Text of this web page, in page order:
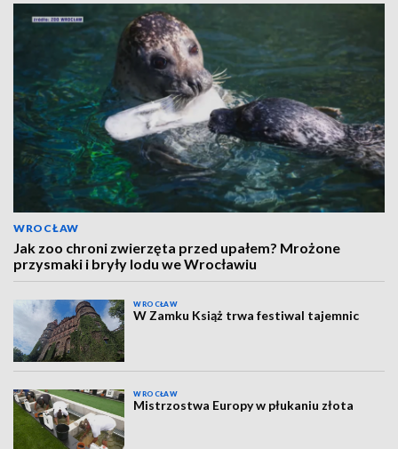
WROCŁAW
Jak zoo chroni zwierzęta przed upałem? Mrożone
przysmaki i bryły lodu we Wrocławiu
WROCŁAW
W Zamku Książ trwa festiwal tajemnic
WROCŁAW
Mistrzostwa Europy w płukaniu złota